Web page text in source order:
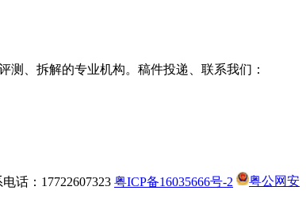
测、拆解的专业机构。稿件投递、联系我们：
话：17722607323 粤ICP备16035666号-2
粤公网安